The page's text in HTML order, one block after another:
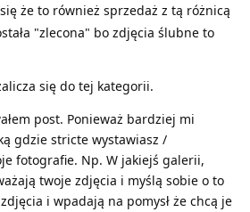
że to również sprzedaż z tą różnicą
"zlecona" bo zdjęcia ślubne to
się do tej kategorii.
post. Ponieważ bardziej mi
gdzie stricte wystawiasz /
fotografie. Np. W jakiejś galerii,
twoje zdjęcia i myślą sobie o to
i wpadają na pomysł że chcą je